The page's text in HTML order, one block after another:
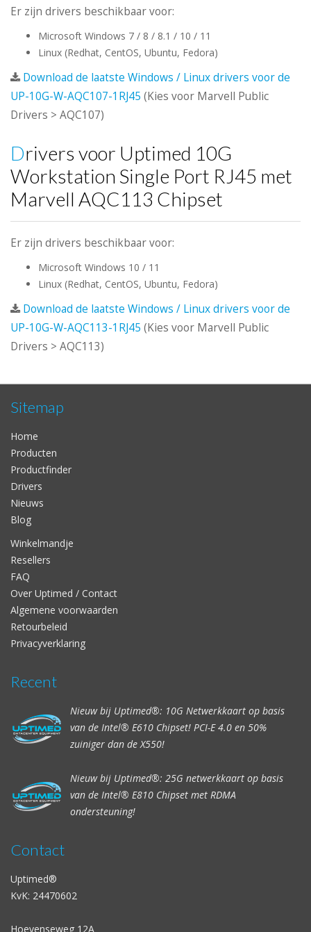
Er zijn drivers beschikbaar voor:
Microsoft Windows 7 / 8 / 8.1 / 10 / 11
Linux (Redhat, CentOS, Ubuntu, Fedora)
Download de laatste Windows / Linux drivers voor de
UP-10G-W-AQC107-1RJ45 (Kies voor Marvell Public
Drivers > AQC107)
Drivers voor Uptimed 10G
Workstation Single Port RJ45 met
Marvell AQC113 Chipset
Er zijn drivers beschikbaar voor:
Microsoft Windows 10 / 11
Linux (Redhat, CentOS, Ubuntu, Fedora)
Download de laatste Windows / Linux drivers voor de
UP-10G-W-AQC113-1RJ45 (Kies voor Marvell Public
Drivers > AQC113)
Sitemap
Home
Producten
Productfinder
Drivers
Nieuws
Blog
Winkelmandje
Resellers
FAQ
Over Uptimed / Contact
Algemene voorwaarden
Retourbeleid
Privacyverklaring
Recent
Nieuw bij Uptimed®: 10G Netwerkkaart op basis
van de Intel® E610 Chipset! PCI-E 4.0 en 50%
zuiniger dan de X550!
Nieuw bij Uptimed®: 25G netwerkkaart op basis
van de Intel® E810 Chipset met RDMA
ondersteuning!
Contact
Uptimed®
KvK: 24470602
Hoevenseweg 12A